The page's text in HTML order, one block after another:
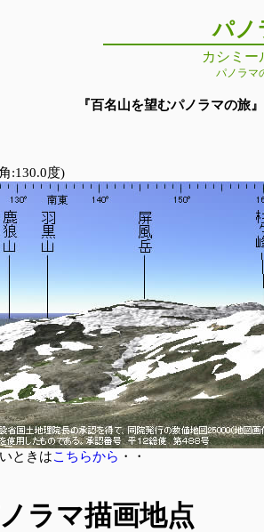
パノ
カシミー
パノラマ
『百名山を望むパノラマの旅
:130.0度)
ときはこちらから ・・
ノラマ描画地点